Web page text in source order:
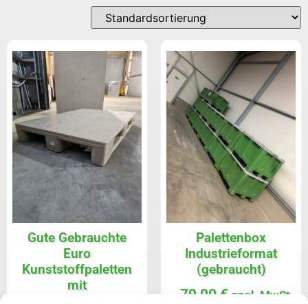
Gute Gebrauchte
Euro
Kunststoffpaletten
mit
Palettenbox
Industrieformat
(gebraucht)
79,00 € zzgl. MwSt